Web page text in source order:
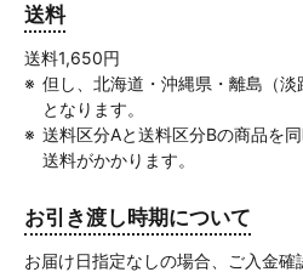
送料
送料1,650円
但し、北海道・沖縄県・離島（
となります。
送料区分Aと送料区分Bの商品を
送料がかかります。
お引き渡し時期について
お届け日指定なしの場合、ご入金